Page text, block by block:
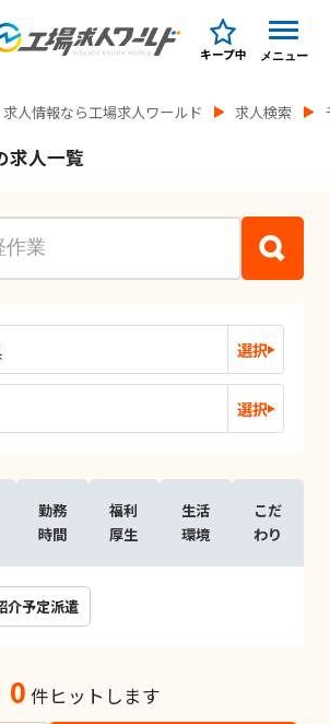
キープ中 メニュー
人情報なら工場求人ワールド 求人検索
求人一覧
選択
選択
勤務
時間
福利
厚生
生活
環境
こだ
わり
介予定派遣
0 件ヒットします